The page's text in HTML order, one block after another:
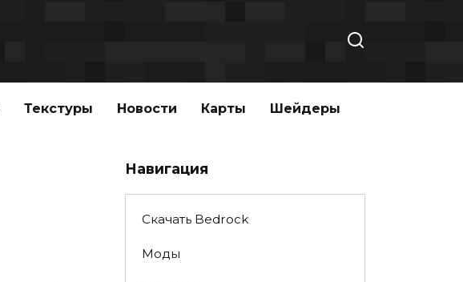
Текстуры Новости Карты Шейдеры
Навигация
Скачать Bedrock
Моды